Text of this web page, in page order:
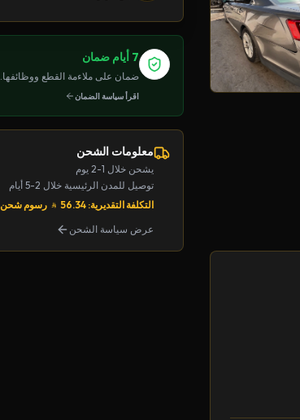
7 أيام ضمان
ضمان على ملاءمة القطع ووظائفها.
اقرأ سياسة الضمان
معلومات الشحن
يشحن خلال 1-2 يوم
توصيل للمدن الرئيسية خلال 2-5 أيام
التكلفة التقديرية: 56.34
رسوم شحن
عرض سياسة الشحن